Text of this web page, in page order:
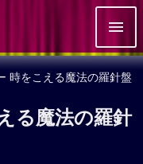
時をこえる魔法の羅針盤
る魔法の羅針